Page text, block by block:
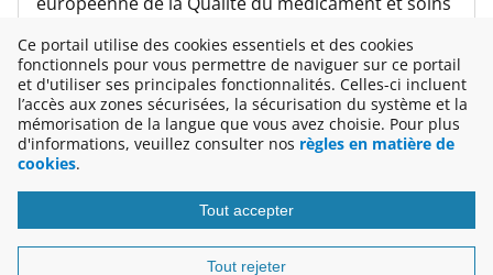
Ce portail utilise des cookies essentiels et des cookies
fonctionnels pour vous permettre de naviguer sur ce portail
et d'utiliser ses principales fonctionnalités. Celles-ci incluent
l’accès aux zones sécurisées, la sécurisation du système et la
mémorisation de la langue que vous avez choisie. Pour plus
d'informations, veuillez consulter nos règles en matière de
cookies.
Tout accepter
Tout rejeter
Postuler Partager
3 résultats
Copyright © 2026
Disclaimer